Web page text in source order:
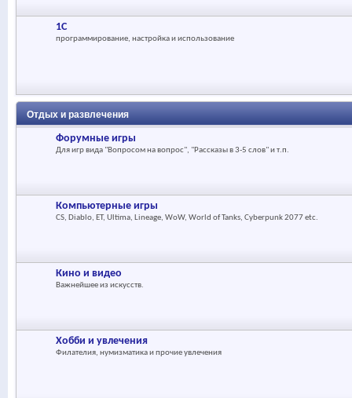
1С
программирование, настройка и использование
Отдых и развлечения
Форумные игры
Для игр вида "Вопросом на вопрос", "Рассказы в 3-5 слов" и т.п.
Компьютерные игры
CS, Diablo, ET, Ultima, Lineage, WoW, World of Tanks, Cyberpunk 2077 etc.
Кино и видео
Важнейшее из искусств.
Хобби и увлечения
Филателия, нумизматика и прочие увлечения